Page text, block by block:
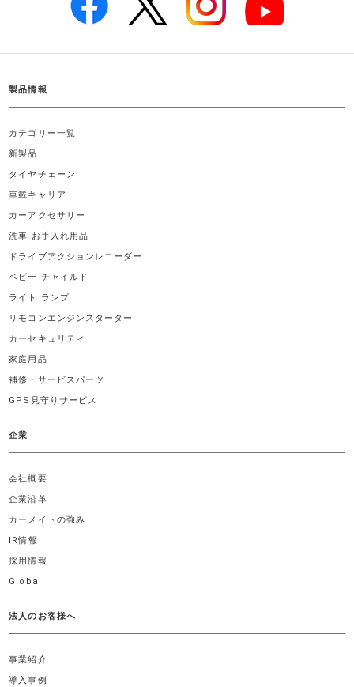
製品情報
カテゴリー一覧
新製品
タイヤチェーン
車載キャリア
カーアクセサリー
洗車 お手入れ用品
ドライブアクションレコーダー
ベビー チャイルド
ライト ランプ
リモコンエンジンスターター
カーセキュリティ
家庭用品
補修・サービスパーツ
GPS見守りサービス
企業
会社概要
企業沿革
カーメイトの強み
IR情報
採用情報
Global
法人のお客様へ
事業紹介
導入事例